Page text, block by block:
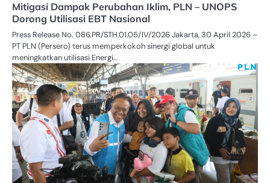
Mitigasi Dampak Perubahan Iklim, PLN – UNOPS
Dorong Utilisasi EBT Nasional
Press Release No. 086.PR/STH.01.05/IV/2026 Jakarta, 30 April 2026 –
PT PLN (Persero) terus memperkokoh sinergi global untuk
meningkatkan utilisasi Energi…